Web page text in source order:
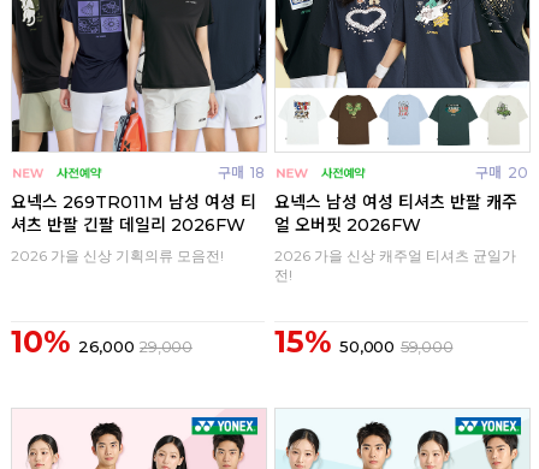
구매 18
요넥스 269TR011M 남성 여성 티
셔츠 반팔 긴팔 데일리 2026FW
2026 가을 신상 기획의류 모음전!
10% 26,000 29,000
구매 20
요넥스 남성 여성 티셔츠 반팔 캐주
얼 오버핏 2026FW
2026 가을 신상 캐주얼 티셔츠 균일가
전!
15% 50,000 59,000